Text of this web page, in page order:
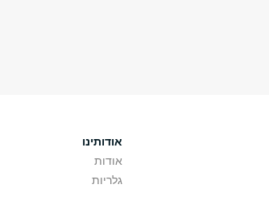
אודותינו
אודות
גלריות